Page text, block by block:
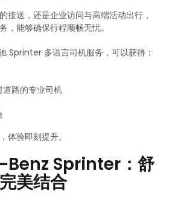
接送，还是企业访问与高端活动出行，
，能够确保行程顺畅无忧。
Sprinter 多语言司机服务，可以获得：
路的专业司机
体验即刻提升。
Sprinter：舒
美结合